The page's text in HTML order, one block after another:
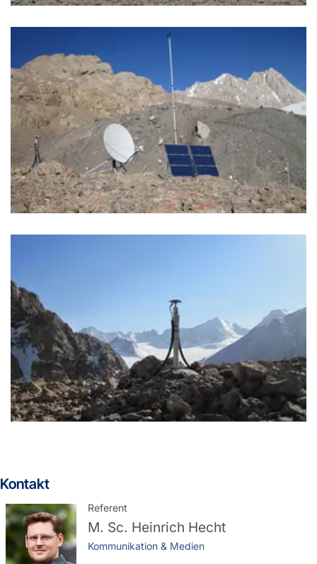
Kontakt
Referent
M. Sc. Heinrich Hecht
Kommunikation & Medien